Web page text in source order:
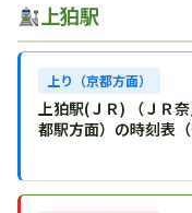
上狛駅
上り（京都方面）
上狛駅(ＪＲ) （ＪＲ
都駅方面）の時刻表（